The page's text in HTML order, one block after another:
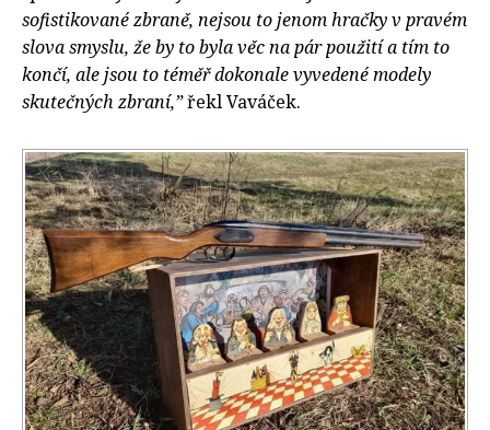
sofistikované zbraně, nejsou to jenom hračky v pravém
slova smyslu, že by to byla věc na pár použití a tím to
končí, ale jsou to téměř dokonale vyvedené modely
skutečných zbraní,”řekl Vaváček.